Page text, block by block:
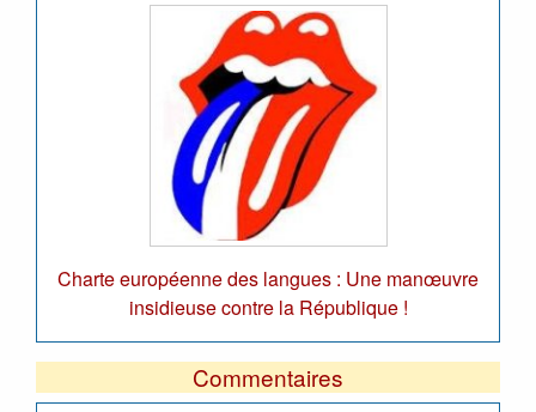
Charte européenne des langues : Une manœuvre
insidieuse contre la République !
Commentaires